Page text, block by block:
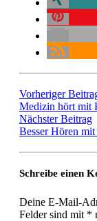
Vorheriger
Medizin hört mit
Nächster Beitrag
Besser Hören
Schreibe einen
Deine E-Mail-
Felder sind mit *